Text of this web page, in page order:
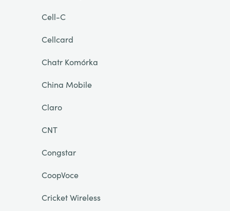
Cell-C
Cellcard
Chatr Komórka
China Mobile
Claro
CNT
Congstar
CoopVoce
Cricket Wireless